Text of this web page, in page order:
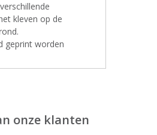
kleven op de
geprint worden
onze klanten